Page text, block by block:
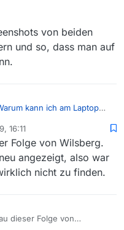
von beiden
und so, dass man auf
kann ich am Laptop
auch war.
weil Du nicht mehr
16:11
Folge von Wilsberg.
angezeigt, also war
nicht zu finden.
dieser Folge von